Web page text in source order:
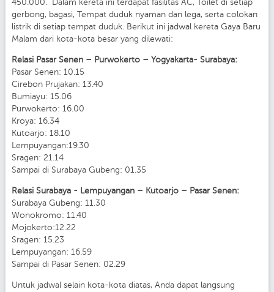
450.000. Dalam kereta ini terdapat fasilitas AC, Toilet di setiap
gerbong, bagasi, Tempat duduk nyaman dan lega, serta colokan
listrik di setiap tempat duduk. Berikut ini jadwal kereta Gaya Baru
Malam dari kota-kota besar yang dilewati:
Relasi Pasar Senen – Purwokerto – Yogyakarta- Surabaya:
Pasar Senen: 10.15
Cirebon Prujakan: 13.40
Bumiayu: 15.06
Purwokerto: 16.00
Kroya: 16.34
Kutoarjo: 18.10
Lempuyangan:19.30
Sragen: 21.14
Sampai di Surabaya Gubeng: 01.35
Relasi Surabaya - Lempuyangan – Kutoarjo – Pasar Senen:
Surabaya Gubeng: 11.30
Wonokromo: 11.40
Mojokerto:12.22
Sragen: 15.23
Lempuyangan: 16.59
Sampai di Pasar Senen: 02.29
Untuk jadwal selain kota-kota diatas, Anda dapat langsung